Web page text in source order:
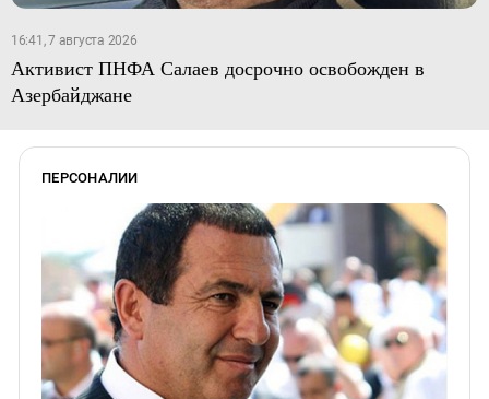
16:41, 7 августа 2026
Активист ПНФА Салаев досрочно освобожден в
Азербайджане
ПЕРСОНАЛИИ